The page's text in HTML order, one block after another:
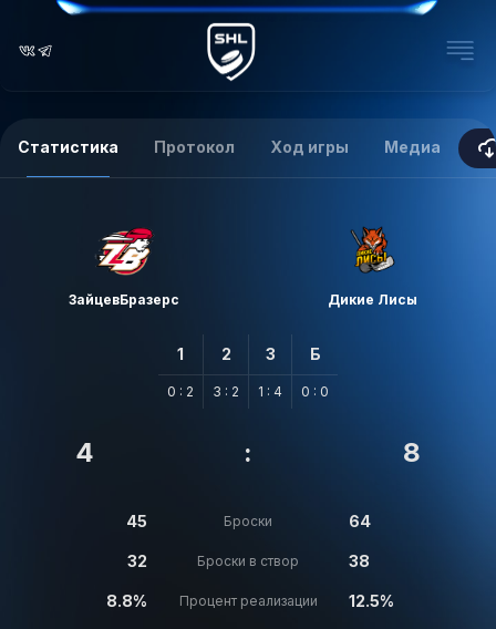
Статистика Протокол Ход игры Медиа
ЗайцевБразерс Дикие Лисы
1
0 : 2
2
3 : 2
3
1 : 4
Б
0 : 0
4 : 8
45 Броски 64
32 Броски в створ 38
8.8% Процент реализации 12.5%